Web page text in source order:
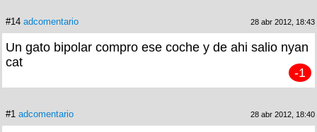
#14 adcomentario 28 abr 2012, 18:43
Un gato bipolar compro ese coche y de ahi salio nyan
cat
-1
#1 adcomentario 28 abr 2012, 18:40